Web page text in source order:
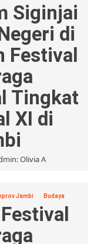
Siginjai
di
Festival
Tingkat
XI di
Olivia A
Jambi Budaya